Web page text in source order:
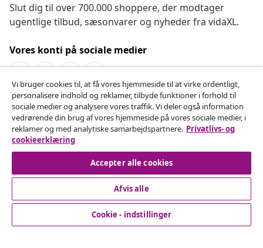
Slut dig til over 700.000 shoppere, der modtager
ugentlige tilbud, sæsonvarer og nyheder fra vidaXL.
Vores konti på sociale medier
Fortryd køb
Indsend en anmodning om at fortryde din ordre.
Fortryd køb
Kundeservice
Vi bruger cookies til, at få vores hjemmeside til at virke ordentligt,
personalisere indhold og reklamer, tilbyde funktioner i forhold til
sociale medier og analysere vores traffik. Vi deler også information
vedrørende din brug af vores hjemmeside på vores sociale medier, i
reklamer og med analytiske samarbejdspartnere. Privatlivs- og
cookieerklæring
Accepter alle cookies
Afvis alle
Cookie - indstillinger